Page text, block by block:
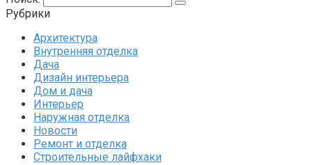
Рубрики
Архитектура
Внутренняя отделка
Дача
Дизайн интерьера
Дом и дача
Интерьер
Наружная отделка
Новости
Ремонт и отделка
Строительные лайфхаки